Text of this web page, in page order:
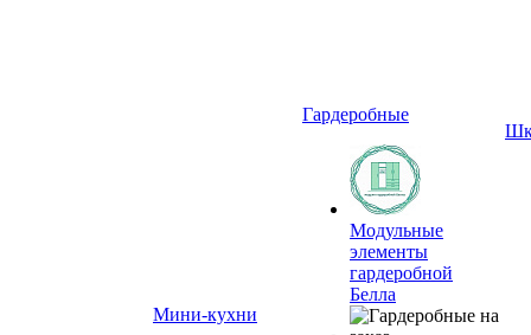
Мини-кухни
Гардеробные
Модульные
элементы
гардеробной
Белла